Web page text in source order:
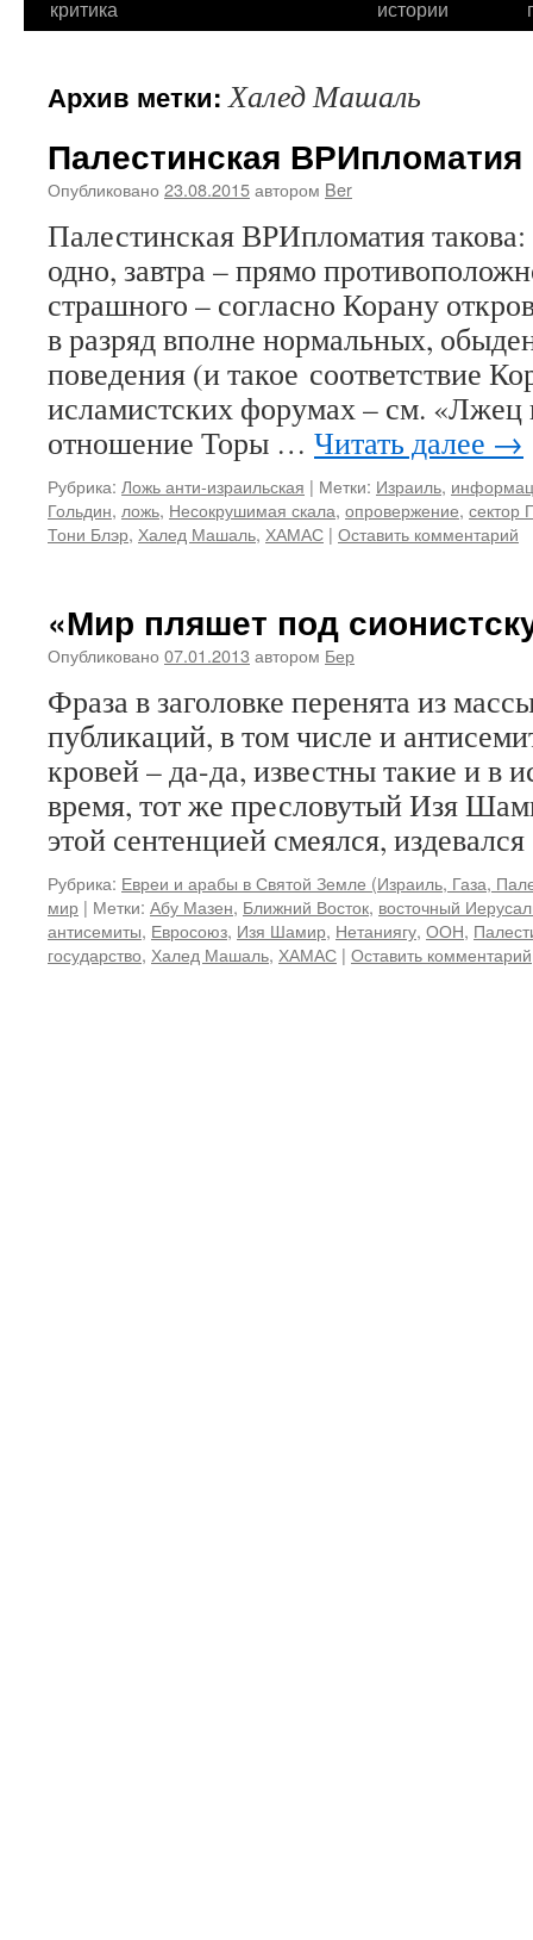
критика
истории
Архив метки:Халед Машаль
Палестинская ВРИпломатия
Опубликовано 23.08.2015автором Ber
Палестинская ВРИпломатия
одно, завтра – прямо
страшного – согласно Корану
в разряд вполне нормальных,
поведения (и такое соответствие
исламистских форумах – см. «Лжец
отношение Торы … Читать далее →
Рубрика: Ложь анти-израильская | Метки: Израиль,
Гольдин, ложь, Несокрушимая скала, опровержение, сектор
Тони Блэр, Халед Машаль, ХАМАС | Оставить комментарий
«Мир пляшет под
Опубликовано 07.01.2013 автором Бер
Фраза в заголовке перенята из
публикаций, в том числе и
кровей – да-да, известны такие и в
время, тот же пресловутый Изя
этой сентенцией смеялся,
Рубрика: Евреи и арабы в Святой Земле (Израиль, Газа,
мир | Метки: Абу Мазен, Ближний Восток, восточный
антисемиты, Евросоюз, Изя Шамир, Нетаниягу, ООН,
государство, Халед Машаль, ХАМАС | Оставить комментарий